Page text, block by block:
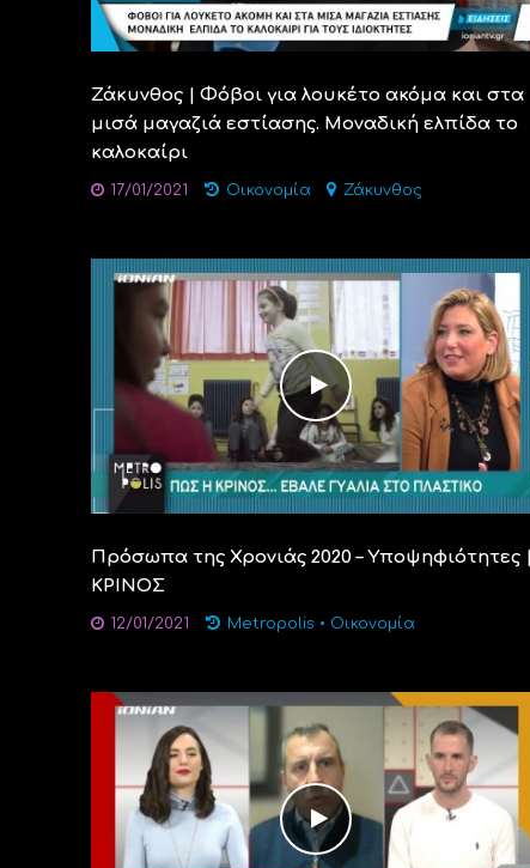
Ζάκυνθος | Φόβοι για λουκέτο ακόμα και στα
μισά μαγαζιά εστίασης. Μοναδική ελπίδα το
καλοκαίρι
17/01/2021 Οικονομία Ζάκυνθος
Πρόσωπα της Χρονιάς 2020 – Υποψηφιότητες |
ΚΡΙΝΟΣ
12/01/2021 Metropolis • Οικονομία